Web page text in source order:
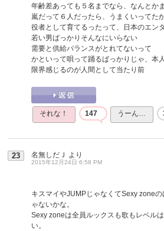
年齢差あっても５名までなら、なんとか
嵐だって６人だったら、うまくいってた
役者として育てるったって、日本のエン
若い男ばっかりそんなにいらない
需要と供給バランスがとれてないって
かといって唄って踊るばっかりじゃ、本
限界感じるのが人間として当たり前
それな！ 147 うーん…
23 名無しだＪ より
2015年12月24日 6:58 PM
キスマイやJUMPじゃなくてSexy zone
ゃないかな。
Sexy zoneは全員ルックスも歌もレベル
い。